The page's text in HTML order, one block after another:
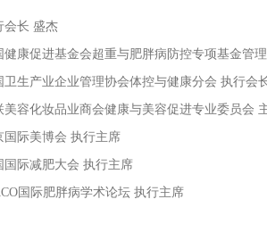
会长 盛杰
健康促进基金会超重与肥胖病防控专项基金管
卫生产业企业管理协会体控与健康分会 执行会
美容化妆品业商会健康与美容促进专业委员会
国际美博会 执行主席
国际减肥大会 执行主席
国际肥胖病学术论坛 执行主席